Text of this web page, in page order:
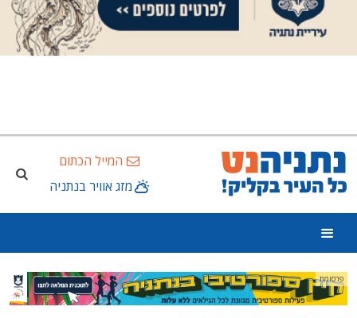
המייל הכתום
מזג אוויר בנתניה
פרסומת